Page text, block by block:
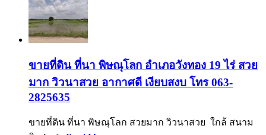
ขายที่ดิน ที่นา พิษณุโลก อำเภอวังทอง 19 ไร่ สวย
มาก วิวนาสวย อากาศดี เงียบสงบ โทร 063-
2825635
ขายที่ดิน ที่นา พิษณุโลก สวยมาก วิวนาสวย ใกล้ สนาม